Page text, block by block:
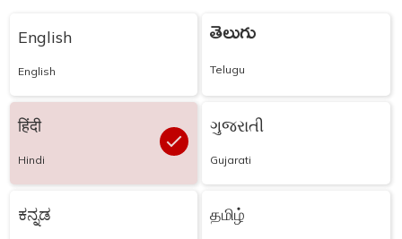
English
English
తెలుగు
Telugu
हिंदी
Hindi
ગુજરાતી
Gujarati
ಕನ್ನಡ தமிழ்